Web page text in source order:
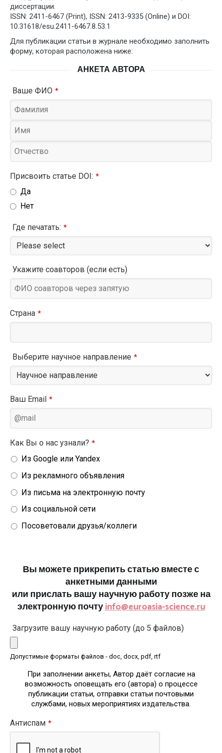
диссертации.
ISSN: 2411-6467 (Print), ISSN: 2413-9335 (Online) и DOI:
10.31618/esu.2411-6467.8.53.1
Для публикации статьи в журнале необходимо заполнить
форму, которая расположена ниже:
АНКЕТА АВТОРА
Ваше ФИО *
Присвоить статье DOI: *
Да
Нет
Где печатать: *
Укажите соавторов (если есть)
Страна *
Выберите научное направление *
Ваш Email *
Как Вы о нас узнали? *
Из Google или Yandex
Из рекламного объявления
Из письма на электронную почту
Из социальной сети
Посоветовали друзья/коллеги
Вы можете прикрепить статью вместе с
анкетными данными
или прислать вашу научную работу позже на
электронную почтуinfo@euroasia-science.ru
Загрузите вашу научную работу (до 5 файлов)
Допустимые форматы файлов - doc, docx, pdf, rtf
При заполнении анкеты, Автор даёт согласие на
возможность оповещать его (автора) о процессе
публикации статьи, отправки статьи почтовыми
службами, новых мероприятиях издательства.
Антиспам *